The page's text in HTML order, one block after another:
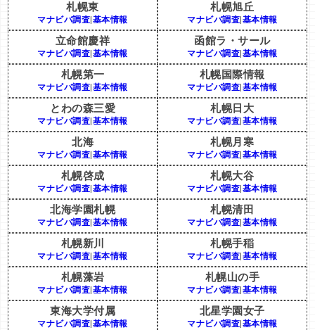
札幌東
マナビバ調査 基本情報
札幌旭丘
マナビバ調査 基本情報
立命館慶祥
マナビバ調査 基本情報
函館ラ・サール
マナビバ調査 基本情報
札幌第一
マナビバ調査 基本情報
札幌国際情報
マナビバ調査 基本情報
とわの森三愛
マナビバ調査 基本情報
札幌日大
マナビバ調査 基本情報
北海
マナビバ調査 基本情報
札幌月寒
マナビバ調査 基本情報
札幌啓成
マナビバ調査 基本情報
札幌大谷
マナビバ調査 基本情報
北海学園札幌
マナビバ調査 基本情報
札幌清田
マナビバ調査 基本情報
札幌新川
マナビバ調査 基本情報
札幌手稲
マナビバ調査 基本情報
札幌藻岩
マナビバ調査 基本情報
札幌山の手
マナビバ調査 基本情報
東海大学付属
マナビバ調査 基本情報
北星学園女子
マナビバ調査 基本情報